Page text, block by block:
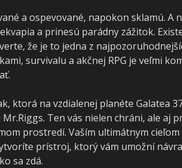
a ospevované, napokon sklamú. A
a prinesú parádny zážitok.
že je to jedna z
survivalu a akčnej RPG je veľmi
ktorá na vzdialenej planéte Galatea
Ten vás nielen chráni, ale aj
prostredí. Vaším ultimátnym cieľom
prístroj, ktorý vám umožní
sa zdá.